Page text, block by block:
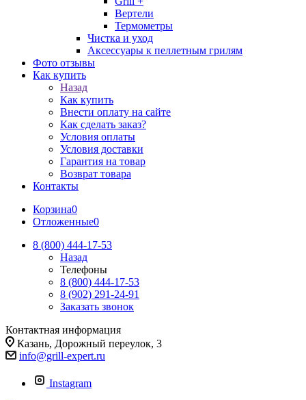
Вертели
Термометры
Чистка и уход
Аксессуары к пеллетным грилям
Фото отзывы
Как купить
Назад
Как купить
Внести оплату на сайте
Как сделать заказ?
Условия оплаты
Условия доставки
Гарантия на товар
Возврат товара
Контакты
Корзина0
Отложенные0
8 (800) 444-17-53
Назад
Телефоны
8 (800) 444-17-53
8 (902) 291-24-91
Заказать звонок
Контактная информация
Казань, Дорожный переулок, 3
info@grill-expert.ru
Instagram